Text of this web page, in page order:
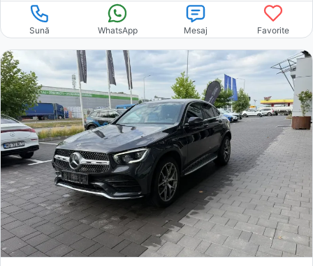
Sună WhatsApp Mesaj Favorite